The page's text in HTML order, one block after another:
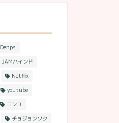
Denps
JAMハインド
Netflix
youtube
コンユ
チョジョンソク